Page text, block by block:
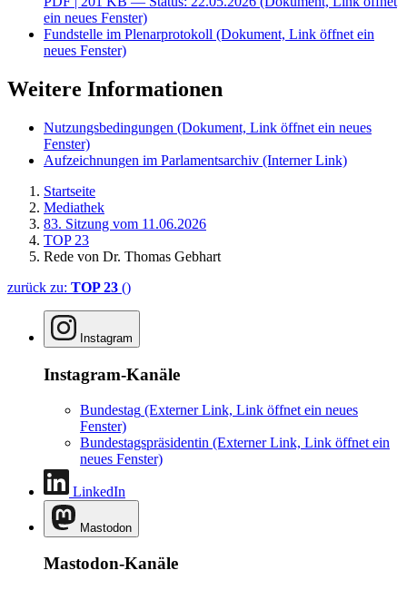
ein neues Fenster)
Fundstelle im Plenarprotokoll (Dokument, Link öffnet ein
neues Fenster)
Weitere Informationen
Nutzungsbedingungen (Dokument, Link öffnet ein neues
Fenster)
Aufzeichnungen im Parlamentsarchiv (Interner Link)
Startseite
Mediathek
83. Sitzung vom 11.06.2026
TOP 23
Rede von Dr. Thomas Gebhart
zurück zu: TOP 23 ()
Instagram
Instagram-Kanäle
Bundestag (Externer Link, Link öffnet ein neues
Fenster)
Bundestagspräsidentin (Externer Link, Link öffnet ein
neues Fenster)
LinkedIn
Mastodon
Mastodon-Kanäle